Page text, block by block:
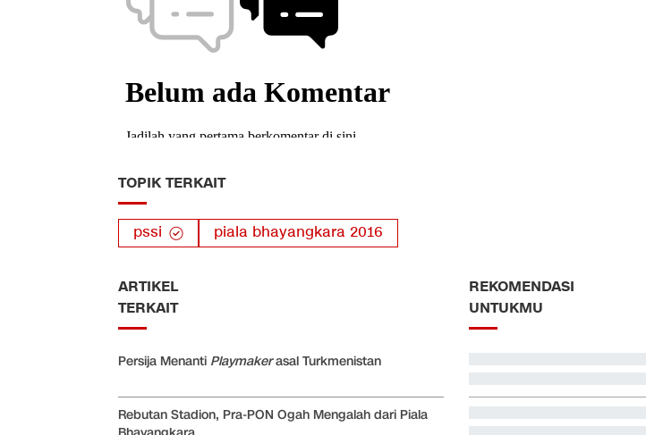
TOPIK TERKAIT
pssi piala bhayangkara 2016
ARTIKEL
TERKAIT
Persija Menanti Playmakerasal Turkmenistan
Rebutan Stadion, Pra-PON Ogah Mengalah dari Piala
REKOMENDASI
UNTUKMU